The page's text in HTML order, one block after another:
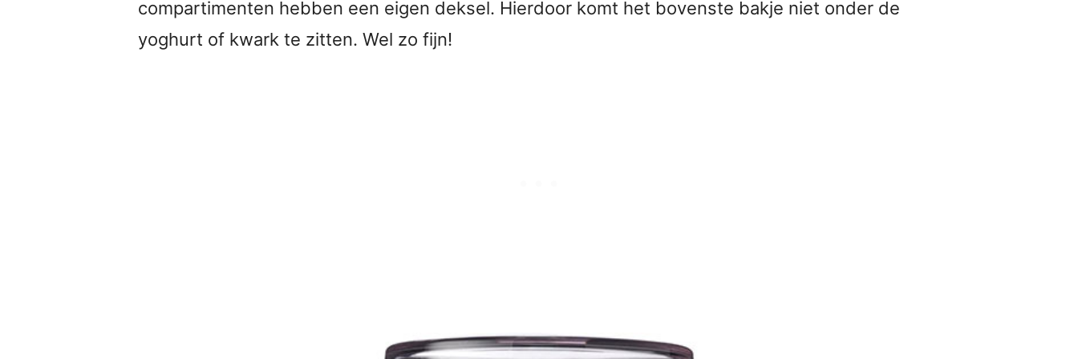
compartimenten hebben een eigen deksel. Hierdoor komt het bovenste bakje niet onder de
yoghurt of kwark te zitten. Wel zo fijn!